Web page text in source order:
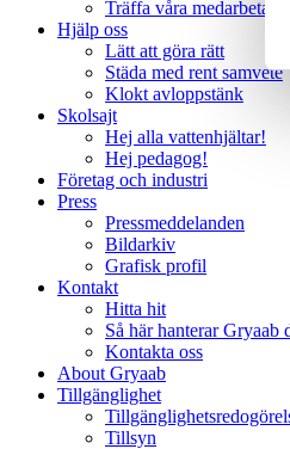
Träffa våra medarbetare
Hjälp oss
Lätt att göra rätt
Städa med rent samvete
Klokt avloppstänk
Skolsajt
Hej alla vattenhjältar!
Hej pedagog!
Företag och industri
Press
Pressmeddelanden
Bildarkiv
Grafisk profil
Kontakt
Hitta hit
Så här hanterar Gryaab
Kontakta oss
About Gryaab
Tillgänglighet
Tillsyn